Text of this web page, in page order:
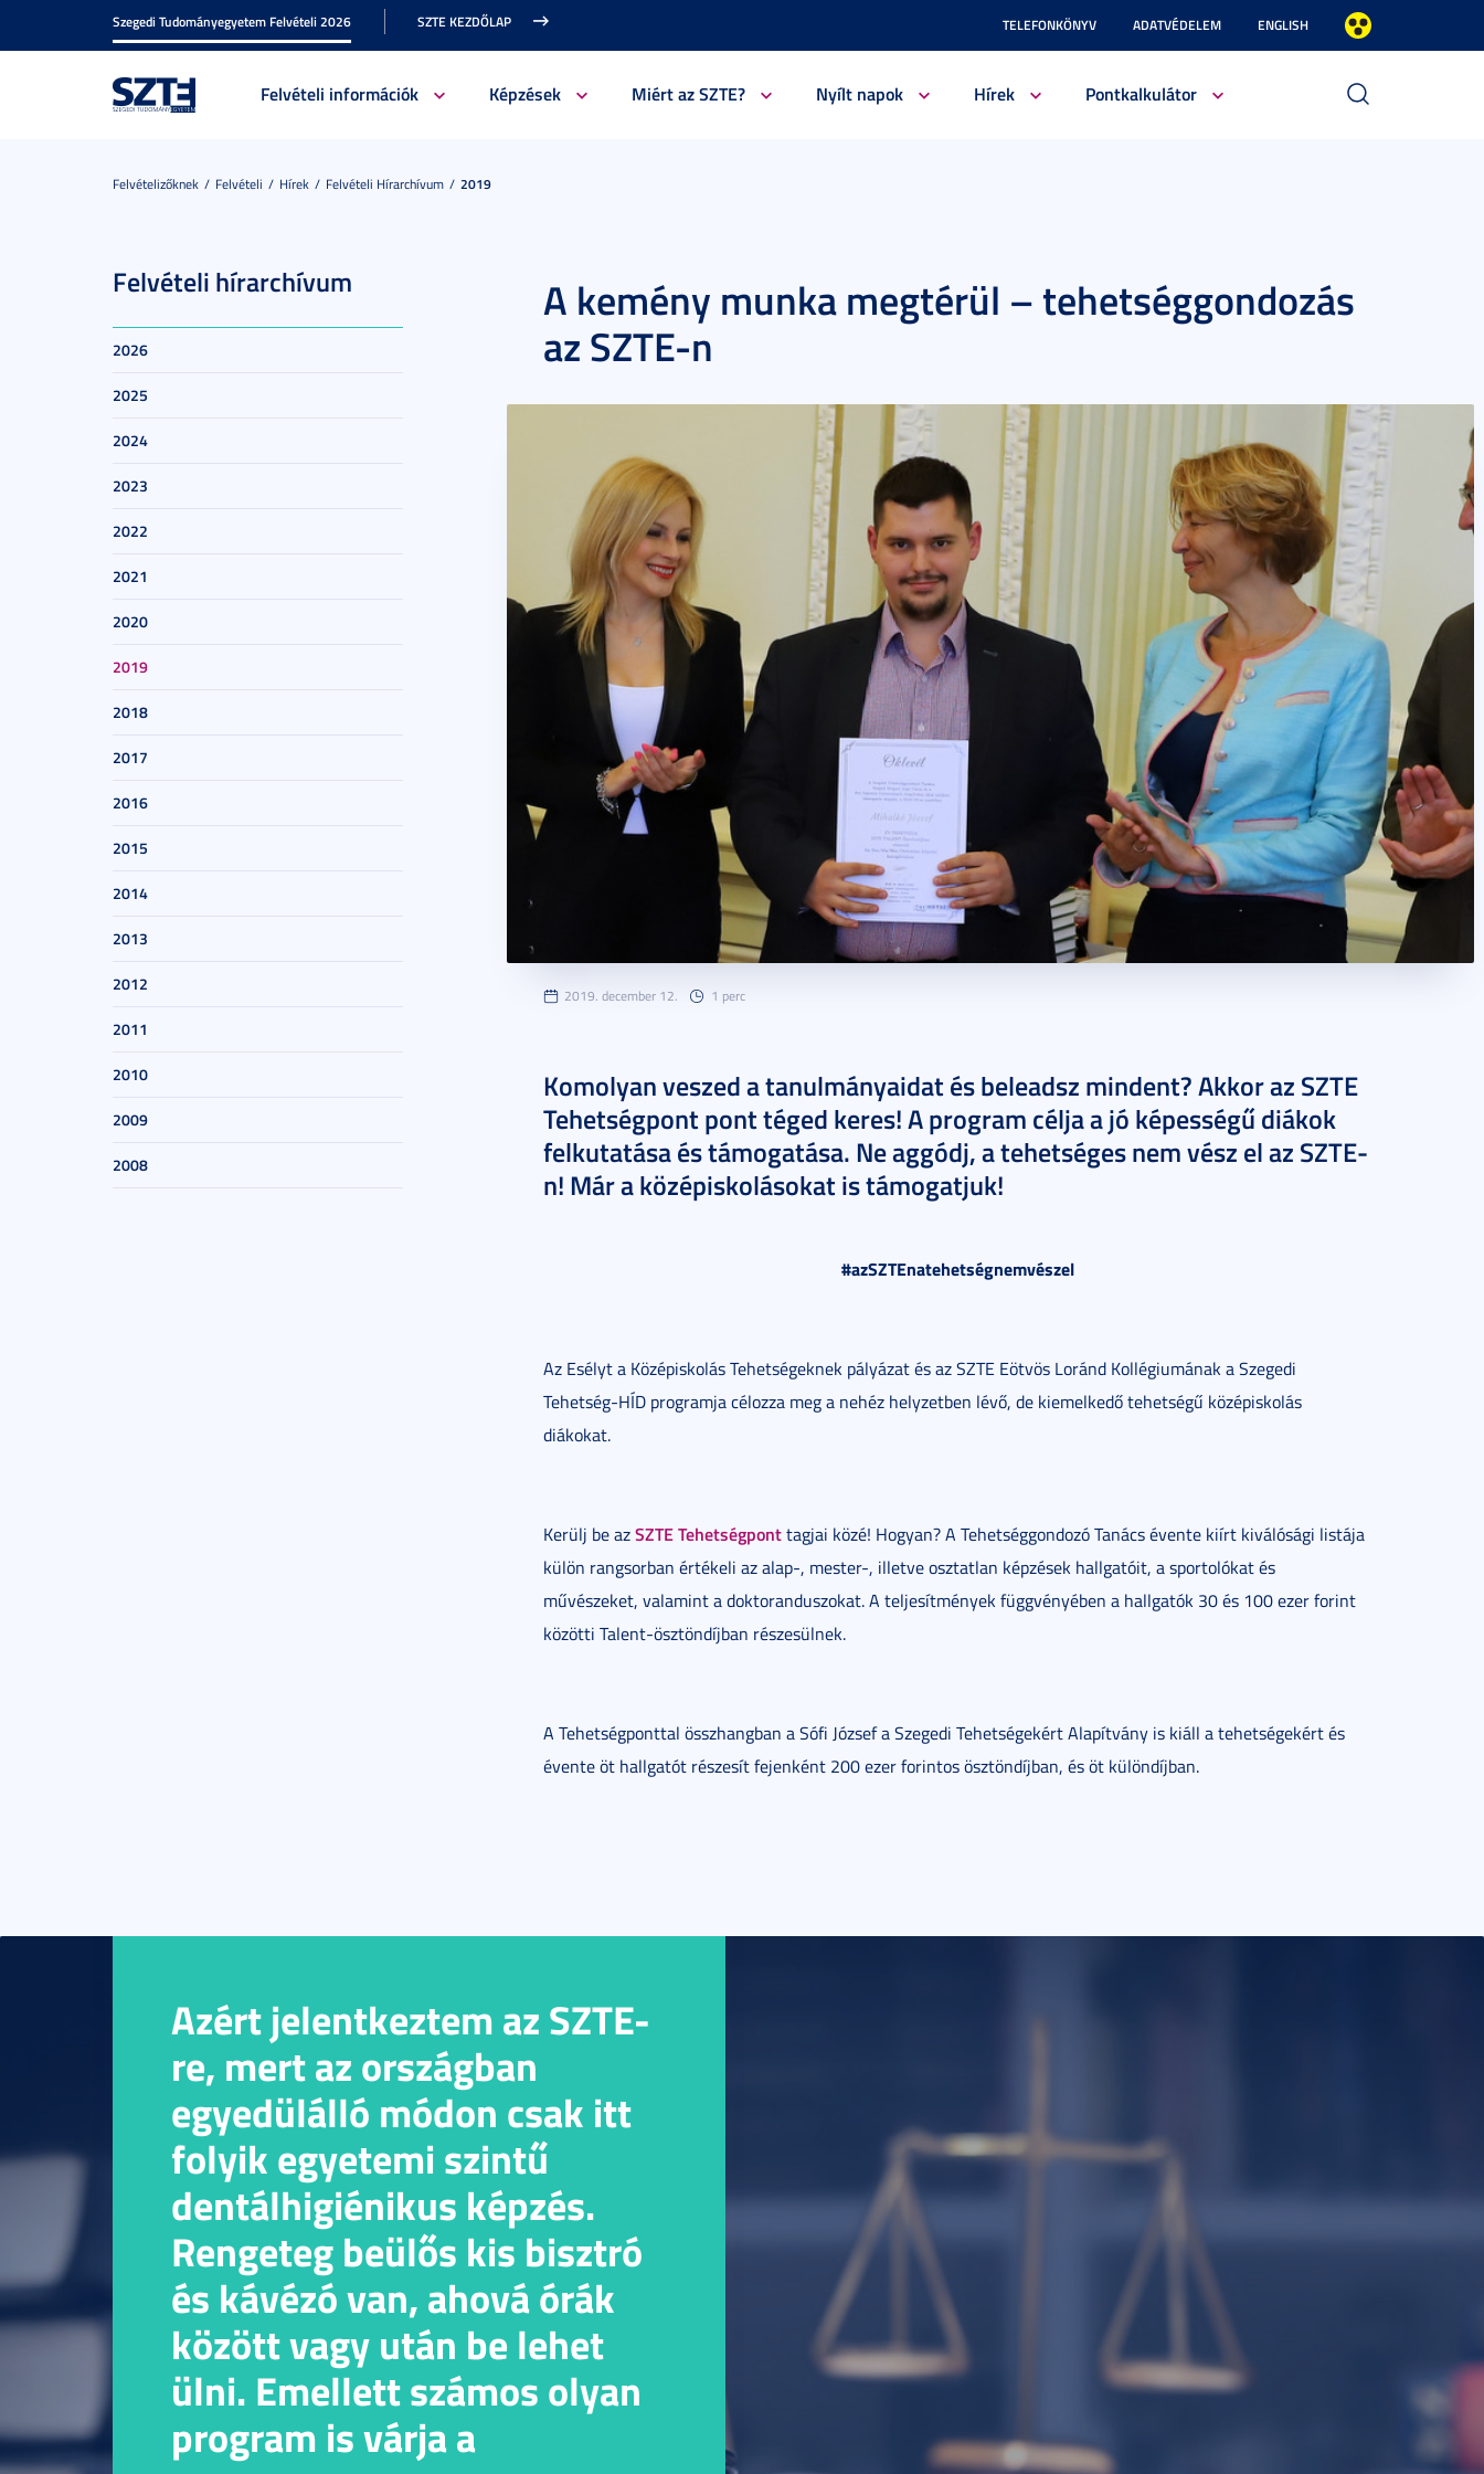
Szegedi Tudományegyetem Felvételi 2026 SZTE KEZDŐLAP TELEFONKÖNYV ADATVÉDELEM ENGLISH
Felvételi információk Képzések Miért az SZTE? Nyílt napok Hírek Pontkalkulátor
Felvételizőknek Felvételi Hírek Felvételi Hírarchívum 2019
Felvételi hírarchívum
2026
2025
2024
2023
2022
2021
2020
2019
2018
2017
2016
2015
2014
2013
2012
2011
2010
2009
2008
A kemény munka megtérül – tehetséggondozás
az SZTE-n
2019. december 12. 1 perc
Komolyan veszed a tanulmányaidat és beleadsz mindent? Akkor az SZTE
Tehetségpont pont téged keres! A program célja a jó képességű diákok
felkutatása és támogatása. Ne aggódj, a tehetséges nem vész el az SZTE-
n! Már a középiskolásokat is támogatjuk!
#azSZTEnatehetségnemvészel
Az Esélyt a Középiskolás Tehetségeknek pályázat és az SZTE Eötvös Loránd Kollégiumának a Szegedi
Tehetség-HÍD programja célozza meg a nehéz helyzetben lévő, de kiemelkedő tehetségű középiskolás
diákokat.
Kerülj be azSZTE Tehetségponttagjai közé! Hogyan? A Tehetséggondozó Tanács évente kiírt kiválósági listája
külön rangsorban értékeli az alap-, mester-, illetve osztatlan képzések hallgatóit, a sportolókat és
művészeket, valamint a doktoranduszokat. A teljesítmények függvényében a hallgatók 30 és 100 ezer forint
közötti Talent-ösztöndíjban részesülnek.
A Tehetségponttal összhangban a Sófi József a Szegedi Tehetségekért Alapítvány is kiáll a tehetségekért és
évente öt hallgatót részesít fejenként 200 ezer forintos ösztöndíjban, és öt különdíjban.
Azért jelentkeztem az SZTE-
re, mert az országban
egyedülálló módon csak itt
folyik egyetemi szintű
dentálhigiénikus képzés.
Rengeteg beülős kis bisztró
és kávézó van, ahová órák
között vagy után be lehet
ülni. Emellett számos olyan
program is várja a